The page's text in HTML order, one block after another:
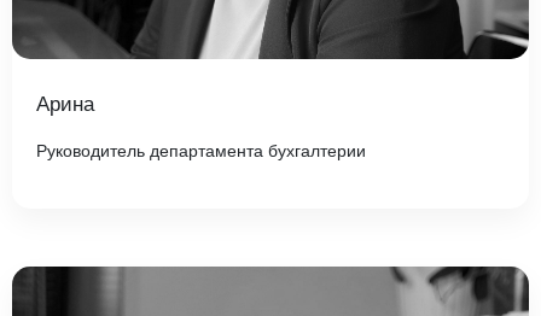
Арина
Руководитель департамента бухгалтерии